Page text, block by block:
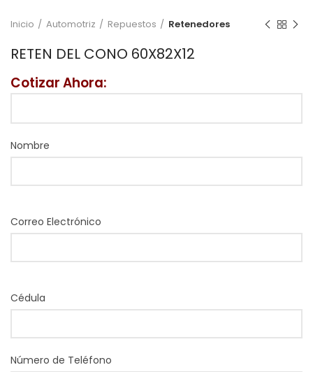
Inicio Automotriz Repuestos Retenedores
RETEN DEL CONO 60X82X12
Cotizar Ahora:
Nombre
Correo Electrónico
Cédula
Número de Teléfono